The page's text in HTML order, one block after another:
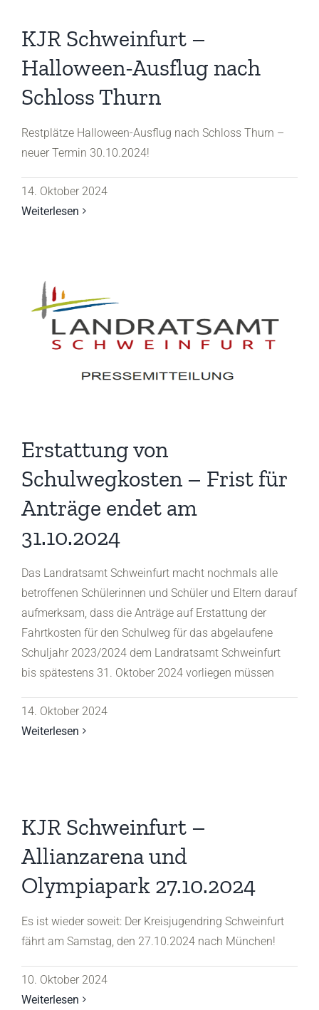
KJR Schweinfurt –
Halloween-Ausflug nach
Schloss Thurn
Restplätze Halloween-Ausflug nach Schloss Thurn –
neuer Termin 30.10.2024!
14. Oktober 2024
Weiterlesen
Erstattung von
Schulwegkosten – Frist für
Anträge endet am
31.10.2024
Das Landratsamt Schweinfurt macht nochmals alle
betroffenen Schülerinnen und Schüler und Eltern darauf
aufmerksam, dass die Anträge auf Erstattung der
Fahrtkosten für den Schulweg für das abgelaufene
Schuljahr 2023/2024 dem Landratsamt Schweinfurt
bis spätestens 31. Oktober 2024 vorliegen müssen
14. Oktober 2024
Weiterlesen
KJR Schweinfurt –
Allianzarena und
Olympiapark 27.10.2024
Es ist wieder soweit: Der Kreisjugendring Schweinfurt
fährt am Samstag, den 27.10.2024 nach München!
10. Oktober 2024
Weiterlesen